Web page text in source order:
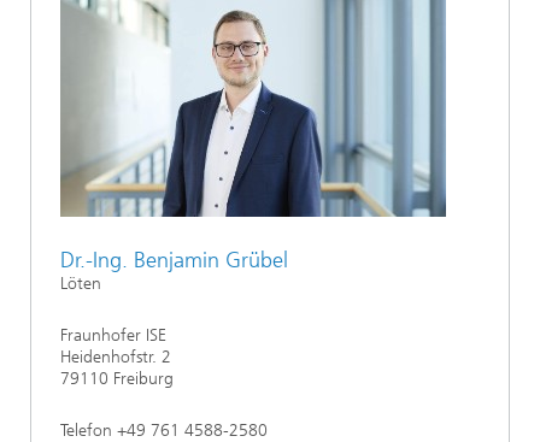
Dr.-Ing. Benjamin Grübel
Löten
Fraunhofer ISE
Heidenhofstr. 2
79110 Freiburg
Telefon +49 761 4588-2580